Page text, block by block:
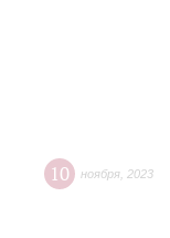
10 ноября 2023